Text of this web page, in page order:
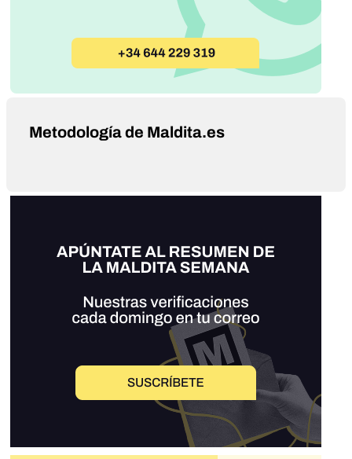
Metodología de Maldita.es